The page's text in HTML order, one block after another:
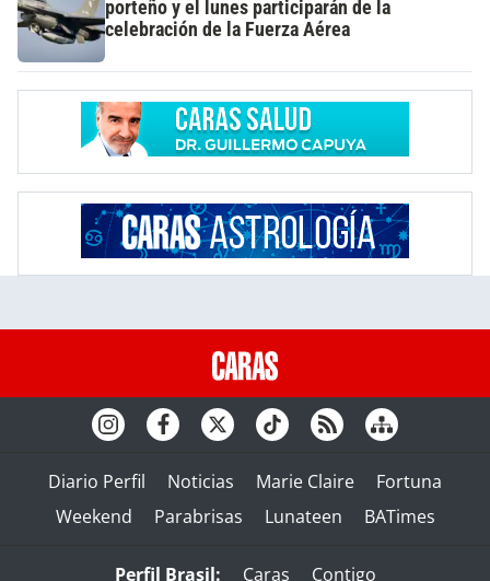
porteño y el lunes participarán de la
celebración de la Fuerza Aérea
Diario Perfil Noticias Marie Claire
Fortuna
Weekend
Parabrisas Lunateen BATimes
Perfil Brasil: Caras Contigo